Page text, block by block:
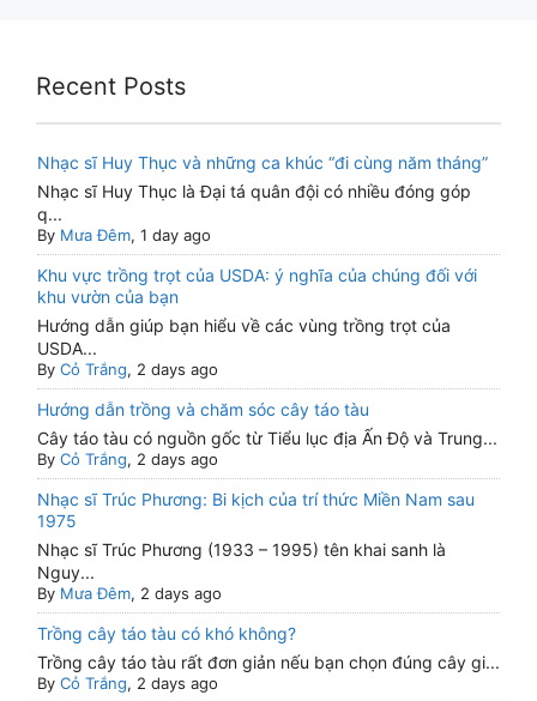
Recent Posts
Nhạc sĩ Huy Thục và những ca khúc “đi cùng năm tháng”
Nhạc sĩ Huy Thục là Đại tá quân đội có nhiều đóng góp
q...
By Mưa Đêm, 1 day ago
Khu vực trồng trọt của USDA: ý nghĩa của chúng đối với
khu vườn của bạn
Hướng dẫn giúp bạn hiểu về các vùng trồng trọt của
USDA...
By Cỏ Trắng, 2 days ago
Hướng dẫn trồng và chăm sóc cây táo tàu
Cây táo tàu có nguồn gốc từ Tiểu lục địa Ấn Độ và Trung...
By Cỏ Trắng, 2 days ago
Nhạc sĩ Trúc Phương: Bi kịch của trí thức Miền Nam sau
1975
Nhạc sĩ Trúc Phương (1933 – 1995) tên khai sanh là
Nguy...
By Mưa Đêm, 2 days ago
Trồng cây táo tàu có khó không?
Trồng cây táo tàu rất đơn giản nếu bạn chọn đúng cây gi...
By Cỏ Trắng, 2 days ago